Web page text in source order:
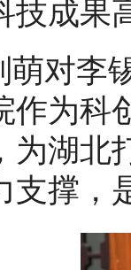
技成果
萌对李
作为科
为湖北
支撑，